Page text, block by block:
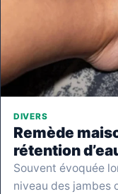
DIVERS
Remède
rétention
Souvent évoquée
niveau des jambes